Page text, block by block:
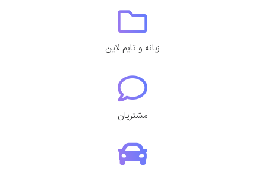
زبانه و تایم لاین
مشتریان